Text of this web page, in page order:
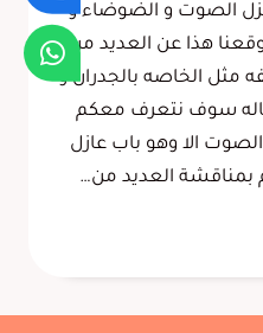
الصوت و الضوضاء و
هذا عن العديد من
مثل الخاصه بالجدران و
سوف نتعرف معكم
الصوت الا وهو باب عازل
العديد من…